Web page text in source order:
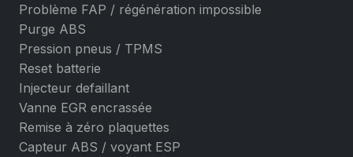
Problème FAP / régénération impossible
Purge ABS
Pression pneus / TPMS
Reset batterie
Injecteur defaillant
Vanne EGR encrassée
Remise à zéro plaquettes
Capteur ABS / voyant ESP